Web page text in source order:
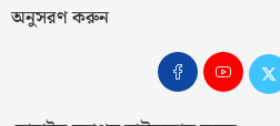
অনুসরণ করুন